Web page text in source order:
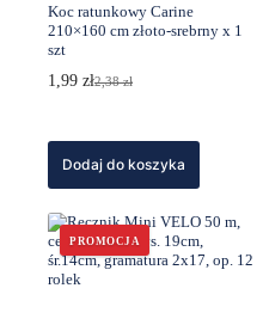
Koc ratunkowy Carine
210×160 cm złoto-srebrny x 1
szt
2,38zł
Pierwotna
2,38 zł.
1,99 złAktualna
1,99 zł.
Dodaj do koszyka
PROMOCJA